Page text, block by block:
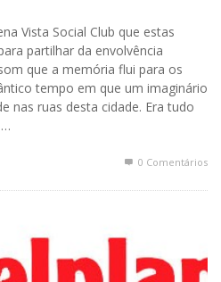
Vista Social Club que estas
partilhar da envolvência
que a memória flui para os
tempo em que um imaginário
nas ruas desta cidade. Era tudo
0 Comentários